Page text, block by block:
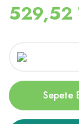
529,52
Sepete